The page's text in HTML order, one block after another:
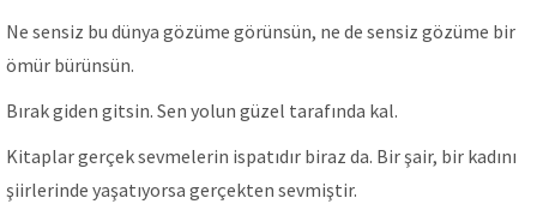
Ne sensiz bu dünya gözüme görünsün, ne de sensiz gözüme bir
ömür bürünsün.
Bırak giden gitsin. Sen yolun güzel tarafında kal.
Kitaplar gerçek sevmelerin ispatıdır biraz da. Bir şair, bir kadını
şiirlerinde yaşatıyorsa gerçekten sevmiştir.